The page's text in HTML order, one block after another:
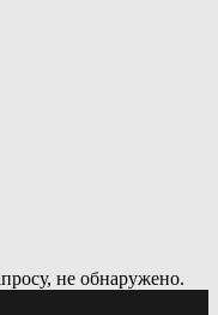
не обнаружено.